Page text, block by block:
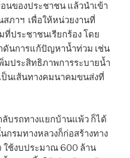
ของประชาชน แล้วนำเข้า
ภาฯ เพื่อให้หน่วยงานที่
ที่ประชาชนเรียกร้อง โดย
ดันการแก้ปัญหาน้ำท่วม เช่น
มประสิทธิภาพการระบายน้ำ
ป็นเส้นทางคมนาคมขนส่งที่
บรถทางแยกบ้านแพ้ว ก็ได้
กรมทางหลวงก็ก่อสร้างทาง
ใช้งบประมาณ 600 ล้าน